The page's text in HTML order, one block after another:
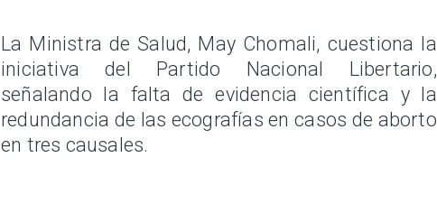
La Ministra de Salud, May Chomali, cuestiona la
iniciativa del Partido Nacional Libertario,
señalando la falta de evidencia científica y la
redundancia de las ecografías en casos de aborto
en tres causales.